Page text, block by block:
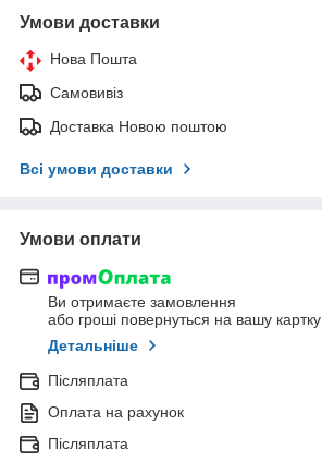
Умови доставки
Нова Пошта
Самовивіз
Доставка Новою поштою
Всі умови доставки
Умови оплати
Ви отримаєте замовлення
або гроші повернуться на вашу картку
Детальніше
Післяплата
Оплата на рахунок
Післяплата